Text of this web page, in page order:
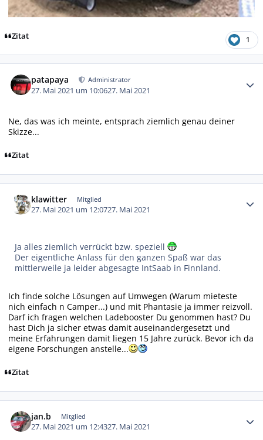
Zitat 1
patapaya Administrator
27. Mai 2021 um 10:0627. Mai 2021
Ne, das was ich meinte, entsprach ziemlich genau deiner
Skizze...
Zitat
klawitter Mitglied
27. Mai 2021 um 12:0727. Mai 2021
Ja alles ziemlich verrückt bzw. speziell
Der eigentliche Anlass für den ganzen Spaß war das
mittlerweile ja leider abgesagte IntSaab in Finnland.
Ich finde solche Lösungen auf Umwegen (Warum mieteste
nich einfach n Camper...) und mit Phantasie ja immer reizvoll.
Darf ich fragen welchen Ladebooster Du genommen hast? Du
hast Dich ja sicher etwas damit auseinandergesetzt und
meine Erfahrungen damit liegen 15 Jahre zurück. Bevor ich da
eigene Forschungen anstelle...
Zitat
jan.b Mitglied
27. Mai 2021 um 12:4327. Mai 2021